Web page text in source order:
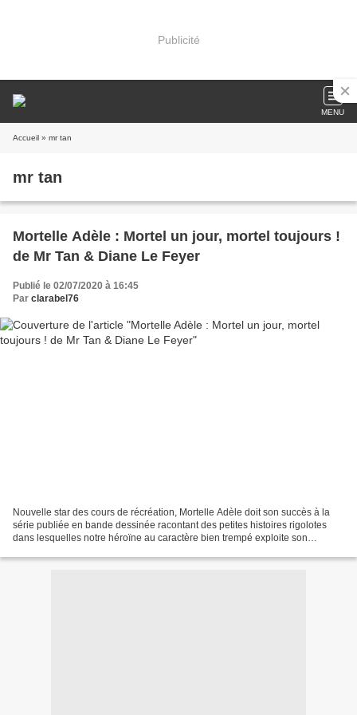
Publicité
MENU
Accueil » mr tan
mr tan
Mortelle Adèle : Mortel un jour, mortel toujours !
de Mr Tan & Diane Le Feyer
Publié le 02/07/2020 à 16:45
Par clarabel76
Nouvelle star des cours de récréation, Mortelle Adèle doit son succès à la
série publiée en bande dessinée racontant des petites histoires rigolotes
dans lesquelles notre héroïne au caractère bien trempé exploite son